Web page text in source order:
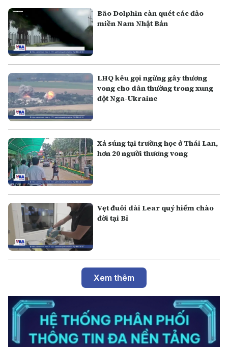
Bão Dolphin càn quét các đảo
miền Nam Nhật Bản
LHQ kêu gọi ngừng gây thương
vong cho dân thường trong xung
đột Nga-Ukraine
Xả súng tại trường học ở Thái Lan,
hơn 20 người thương vong
Vẹt đuôi dài Lear quý hiếm chào
đời tại Bỉ
Xem thêm